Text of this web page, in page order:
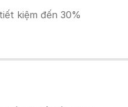
kiệm đến 30%